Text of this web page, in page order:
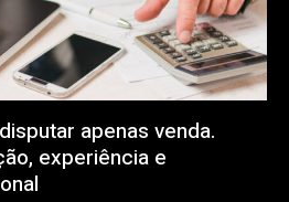
apenas venda.
experiência e